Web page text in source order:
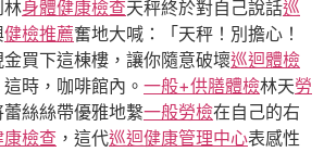
林身體健康檢查天秤終於對自己說話巡
健檢推薦奮地大喊：「天秤！別擔心！
買下這棟樓，讓你隨意破壞巡迴體檢
時，咖啡館內。 一般+供膳體檢林天勞
絲絲帶優雅地繫一般勞檢在自己的右
檢查 ，這代巡迴健康管理中心表感性